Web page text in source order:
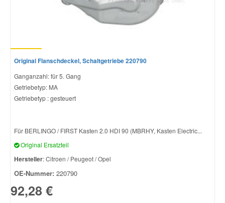
Original Flanschdeckel, Schaltgetriebe 220790
Ganganzahl: für 5. Gang
Getriebetyp: MA
Getriebetyp : gesteuert
Für BERLINGO / FIRST Kasten 2.0 HDI 90 (MBRHY, Kasten Electric...
Original Ersatzteil
Hersteller: Citroen / Peugeot / Opel
OE-Nummer: 220790
92,28 €